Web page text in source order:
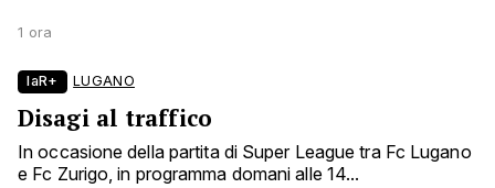
1 ora
laR+ LUGANO
Disagi al traffico
In occasione della partita di Super League tra Fc Lugano
e Fc Zurigo, in programma domani alle 14...